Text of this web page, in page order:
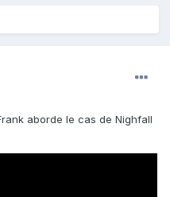
aborde le cas de Nighfall